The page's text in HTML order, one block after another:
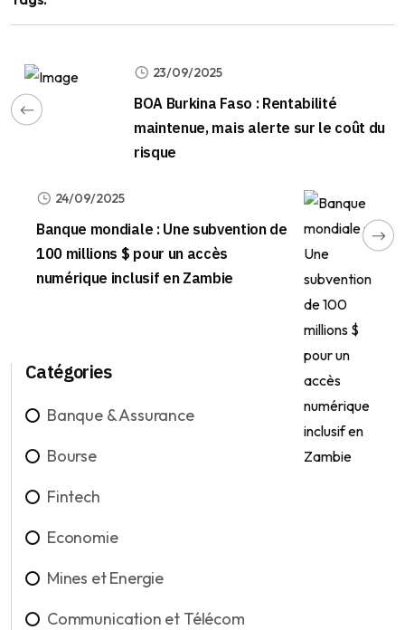
23/09/2025
BOA Burkina Faso : Rentabilité
maintenue, mais alerte sur le coût du
risque
24/09/2025
Banque mondiale : Une subvention de
100 millions $ pour un accès
numérique inclusif en Zambie
Catégories
Banque & Assurance
Bourse
Fintech
Economie
Mines et Energie
Communication et Télécom